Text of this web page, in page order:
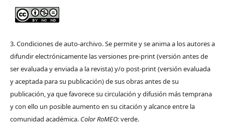
3. Condiciones de auto-archivo. Se permite y se anima a los autores a
difundir electrónicamente las versiones pre-print (versión antes de
ser evaluada y enviada a la revista) y/o post-print (versión evaluada
y aceptada para su publicación) de sus obras antes de su
publicación, ya que favorece su circulación y difusión más temprana
y con ello un posible aumento en su citación y alcance entre la
comunidad académica. Color RoMEO:verde.